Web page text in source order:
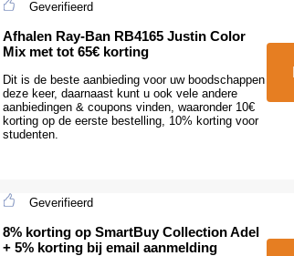
Geverifieerd
Afhalen Ray-Ban RB4165 Justin Color
Mix met tot 65€ korting
Dit is de beste aanbieding voor uw boodschappen
deze keer, daarnaast kunt u ook vele andere
aanbiedingen & coupons vinden, waaronder 10€
korting op de eerste bestelling, 10% korting voor
studenten.
Geverifieerd
8% korting op SmartBuy Collection Adel
+ 5% korting bij email aanmelding